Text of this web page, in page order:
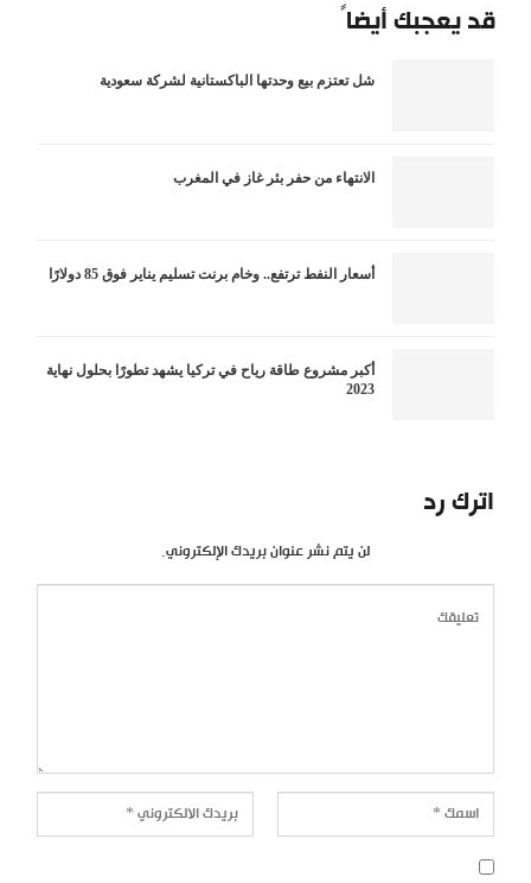
قد يعجبك أيضاً
شل تعتزم بيع وحدتها الباكستانية لشركة سعودية
الانتهاء من حفر بئر غاز في المغرب
أسعار النفط ترتفع.. وخام برنت تسليم يناير فوق 85 دولارًا
أكبر مشروع طاقة رياح في تركيا يشهد تطورًا بحلول نهاية
2023
اترك رد
لن يتم نشر عنوان بريدك الإلكتروني.